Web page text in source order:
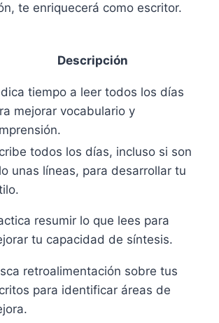
te enriquecerá como escritor.
Descripción
tiempo a leer todos los días
mejorar vocabulario y
todos los días, incluso si son
unas líneas, para desarrollar tu
resumir lo que lees para
tu capacidad de síntesis.
retroalimentación sobre tus
para identificar áreas de